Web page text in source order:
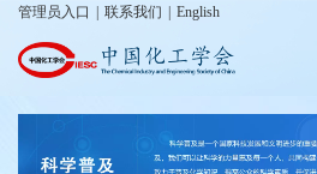
管理员入口 联系我们 English